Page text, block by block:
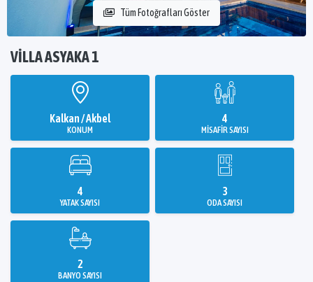
Tüm Fotoğrafları Göster
VILLA ASYAKA 1
Kalkan / Akbel
KONUM
4
MISAFIR SAYISI
4
YATAK SAYISI
3
ODA SAYISI
2
BANYO SAYISI